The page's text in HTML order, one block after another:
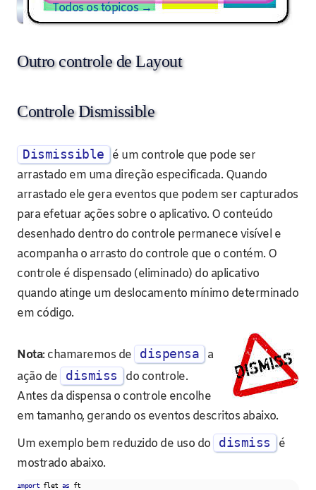
Todos os tópicos →
Outro controle de Layout
Controle Dismissible
Dismissible
é um controle que pode ser
arrastado em uma direção especificada. Quando
arrastado ele gera eventos que podem ser capturados
para efetuar ações sobre o aplicativo. O conteúdo
desenhado dentro do controle permanece visível e
acompanha o arrasto do controle que o contém. O
controle é dispensado (eliminado) do aplicativo
quando atinge um deslocamento mínimo determinado
em código.
Nota: chamaremos de dispensa
a
ação de
dismiss
do controle.
Antes da dispensa o controle encolhe
em tamanho, gerando os eventos descritos abaixo.
Um exemplo bem reduzido de uso do
dismiss
é
mostrado abaixo.
import flet as